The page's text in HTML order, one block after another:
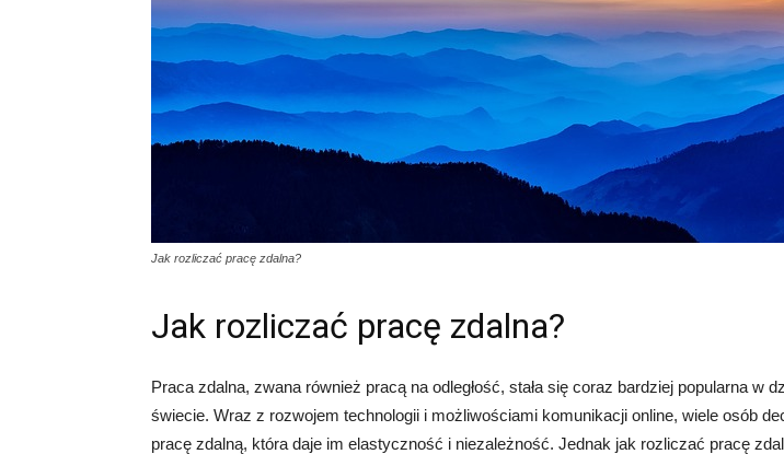
Jak rozliczać pracę zdalna?
Jak rozliczać pracę zdalna?
Praca zdalna, zwana również pracą na odległość, stała się coraz bardziej popularna w
świecie. Wraz z rozwojem technologii i możliwościami komunikacji online, wiele osób
pracę zdalną, która daje im elastyczność i niezależność. Jednak jak rozliczać pracę